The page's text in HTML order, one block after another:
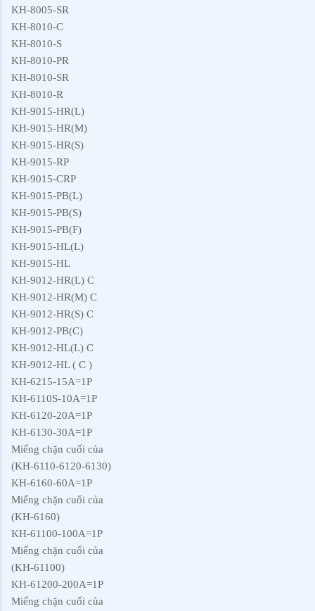
KH-8005-SR
KH-8010-C
KH-8010-S
KH-8010-PR
KH-8010-SR
KH-8010-R
KH-9015-HR(L)
KH-9015-HR(M)
KH-9015-HR(S)
KH-9015-RP
KH-9015-CRP
KH-9015-PB(L)
KH-9015-PB(S)
KH-9015-PB(F)
KH-9015-HL(L)
KH-9015-HL
KH-9012-HR(L) C
KH-9012-HR(M) C
KH-9012-HR(S) C
KH-9012-PB(C)
KH-9012-HL(L) C
KH-9012-HL ( C )
KH-6215-15A=1P
KH-6110S-10A=1P
KH-6120-20A=1P
KH-6130-30A=1P
Miếng chặn cuối của
(KH-6110-6120-6130)
KH-6160-60A=1P
Miếng chặn cuối của
(KH-6160)
KH-61100-100A=1P
Miếng chặn cuối của
(KH-61100)
KH-61200-200A=1P
Miếng chặn cuối của